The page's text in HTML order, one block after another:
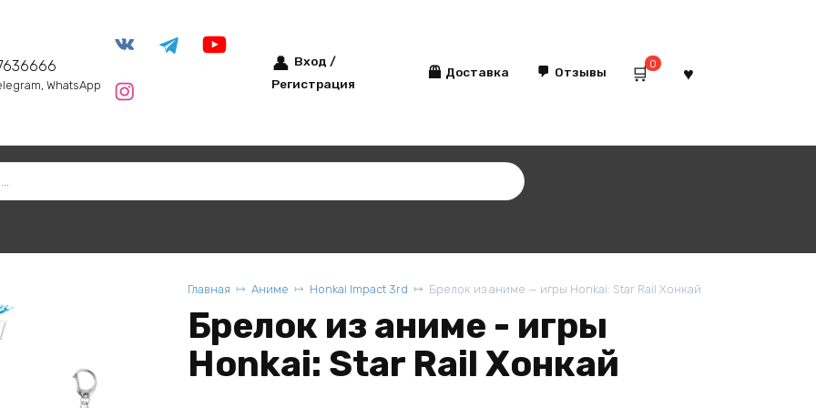
WhatsApp
Вход /
Регистрация
Доставка Отзывы
0
Главная Аниме Honkai Impact 3rd Брелок из аниме — игры Honkai: Star Rail Хонкай
Брелок из аниме - игры
Honkai: Star Rail Хонкай